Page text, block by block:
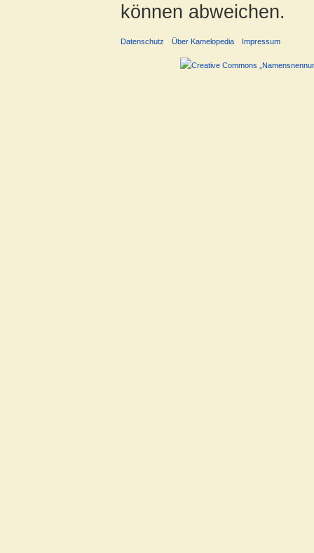
können abweichen.
Datenschutz Über Kamelopedia Impressum